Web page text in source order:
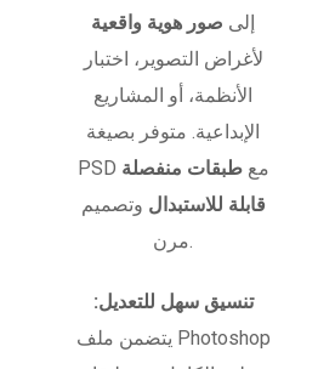
إلى صور هوية واقعية
لأغراض التصوير، اختبار
الأنظمة، أو المشاريع
الإبداعية. متوفر بصيغة
PSD معطبقات منفصلة
قابلة للاستبدال وتصميم
مرن.
تنسيق سهل للتعديل:
يتضمن ملف Photoshop